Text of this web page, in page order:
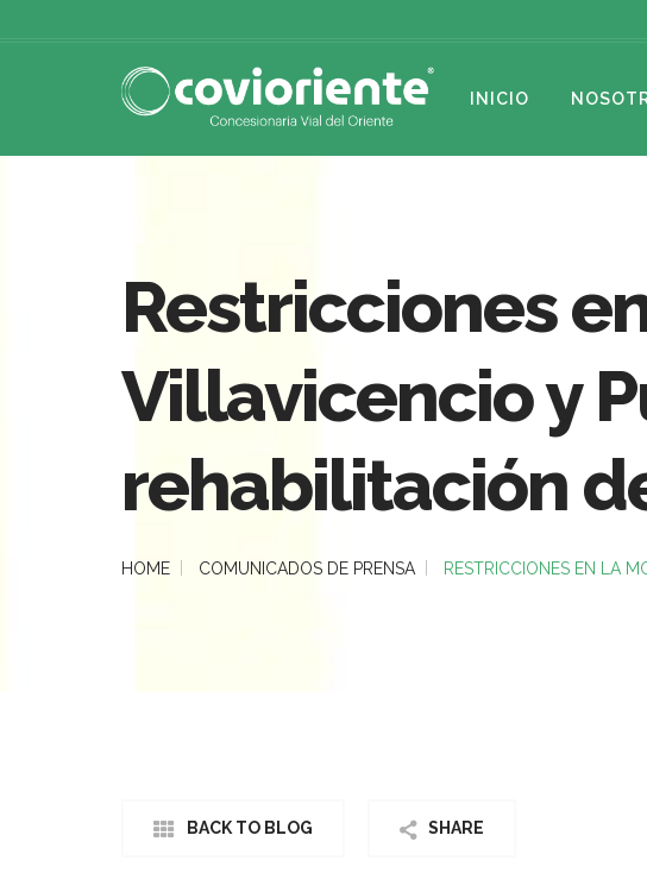
INICIO
Restricciones
Villavicencio y
rehabilitación
HOME COMUNICADOS DE PRENSA RESTRICCIONES EN LA
BACK TO BLOG SHARE